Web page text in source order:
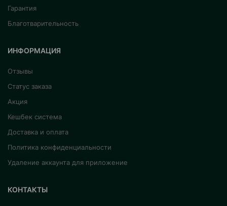
Гарантия
Благотварительность
ИНФОРМАЦИЯ
Отзывы
Статус заказа
Акция
Кешбек система
Доставка и оплата
Политика конфиденциальности
Удаление аккаунта для приложение
КОНТАКТЫ